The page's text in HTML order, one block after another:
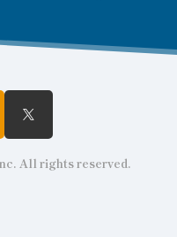
All rights reserved.